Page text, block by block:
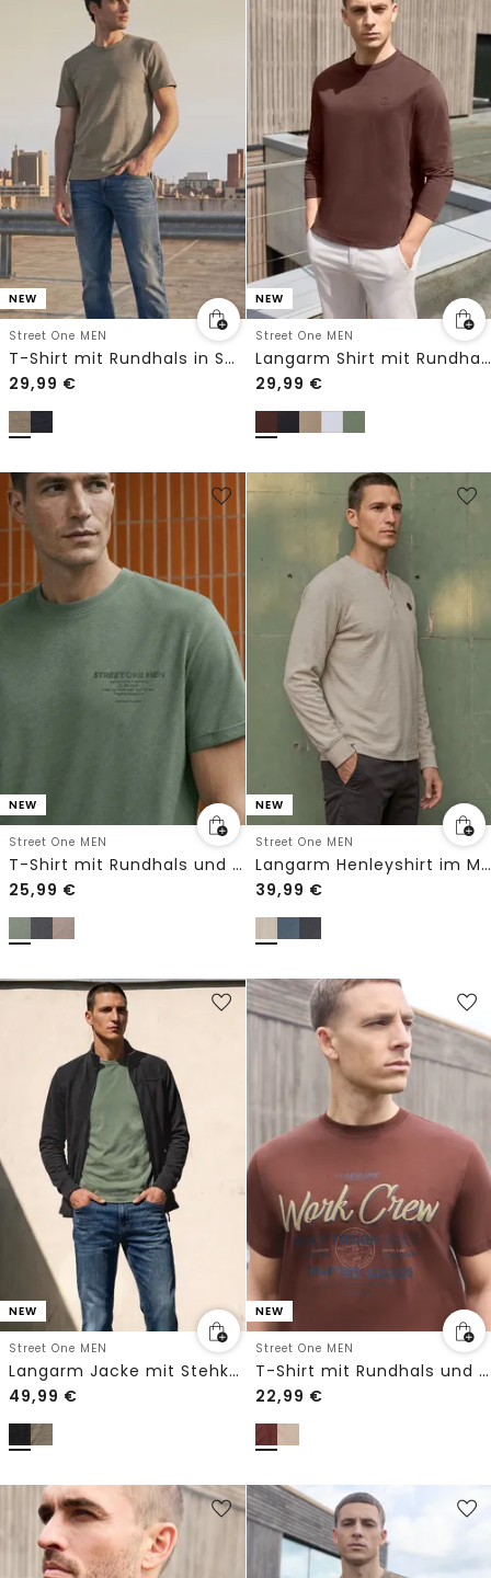
NEW
Street One MEN
T-Shirt mit Rundhals in Space-Dye-Optik
29,99 €
NEW
Street One MEN
Langarm Shirt mit Rundhals in Unifarbe
29,99 €
NEW
Street One MEN
T-Shirt mit Rundhals und Chestprint
25,99 €
NEW
Street One MEN
Langarm Henleyshirt im Melange-Look
39,99 €
NEW
Street One MEN
Langarm Jacke mit Stehkragen
49,99 €
NEW
Street One MEN
T-Shirt mit Rundhals und Wording Artwork
22,99 €